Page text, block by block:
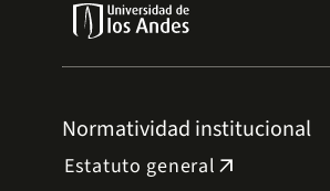
Normatividad institucional
Estatuto general arrow_outward